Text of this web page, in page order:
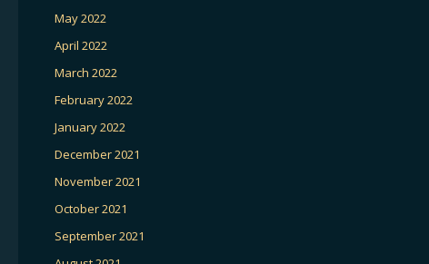
May 2022
April 2022
March 2022
February 2022
January 2022
December 2021
November 2021
October 2021
September 2021